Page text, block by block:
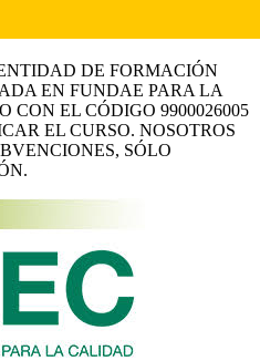
DE FORMACIÓN
EN FUNDAE PARA LA
CON EL CÓDIGO 9900026005
EL CURSO. NOSOTROS
SÓLO